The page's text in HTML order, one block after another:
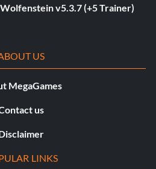
v5.3.7 (+5 Trainer)
US
MegaGames
us
LINKS